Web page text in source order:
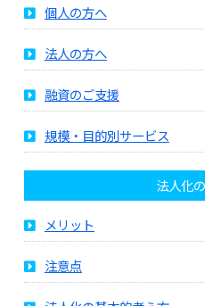
個人の方へ
法人の方へ
融資のご支援
規模・目的別サービス
法人化
メリット
注意点